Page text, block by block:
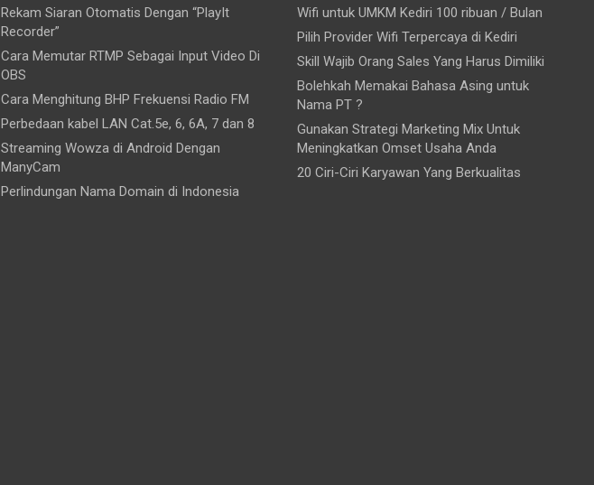
Rekam Siaran Otomatis Dengan “PlayIt
Recorder”
Cara Memutar RTMP Sebagai Input Video Di
OBS
Cara Menghitung BHP Frekuensi Radio FM
Perbedaan kabel LAN Cat.5e, 6, 6A, 7 dan 8
Streaming Wowza di Android Dengan
ManyCam
Perlindungan Nama Domain di Indonesia
Wifi untuk UMKM Kediri 100 ribuan / Bulan
Pilih Provider Wifi Terpercaya di Kediri
Skill Wajib Orang Sales Yang Harus Dimiliki
Bolehkah Memakai Bahasa Asing untuk
Nama PT ?
Gunakan Strategi Marketing Mix Untuk
Meningkatkan Omset Usaha Anda
20 Ciri-Ciri Karyawan Yang Berkualitas